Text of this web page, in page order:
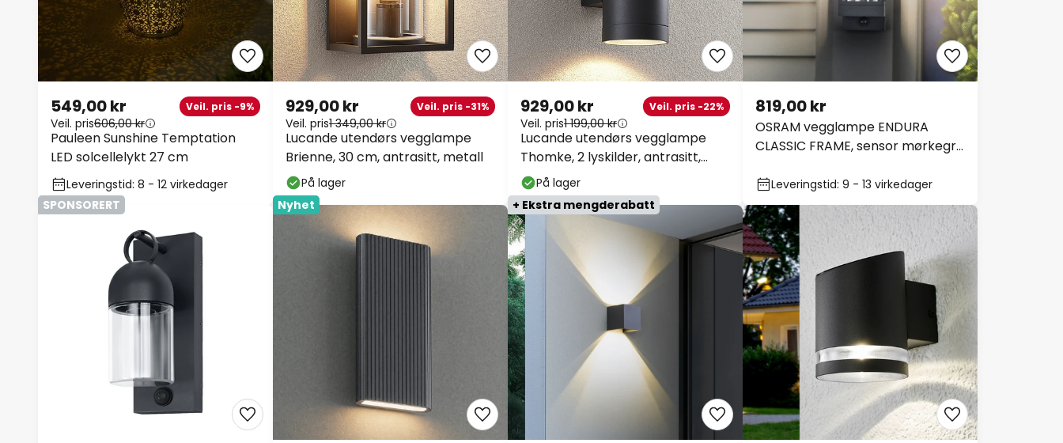
Pauleen Sunshine Temptation
LED solcellelykt 27 cm
549,00 kr Veil. pris -9%
Veil. pris606,00 kr
Leveringstid: 8 - 12 virkedager
Lucande utendørs vegglampe
Brienne, 30 cm, antrasitt, metall
929,00 kr Veil. pris -31%
Veil. pris1 349,00 kr
På lager
Lucande utendørs vegglampe
Thomke, 2 lyskilder, antrasitt,
aluminium
929,00 kr Veil. pris -22%
Veil. pris1 199,00 kr
På lager
OSRAM vegglampe ENDURA
CLASSIC FRAME, sensor mørkegrå
819,00 kr
Leveringstid: 9 - 13 virkedager
SPONSORERT
Nyhet + Ekstra mengderabatt